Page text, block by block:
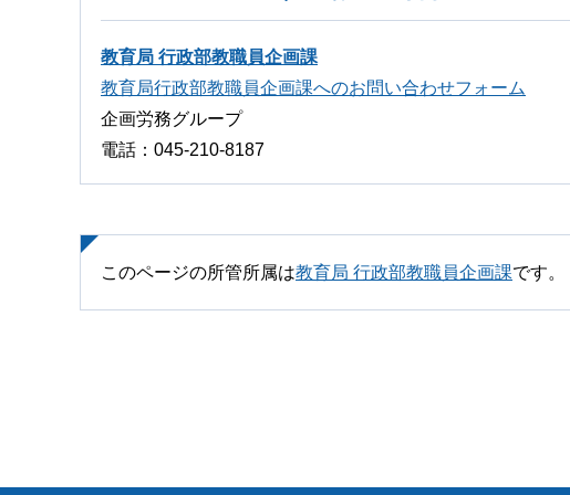
教育局 行政部教職員企画課
教育局行政部教職員企画課へのお問い合わせフォーム
企画労務グループ
電話：045-210-8187
このページの所管所属は教育局 行政部教職員企画課です。